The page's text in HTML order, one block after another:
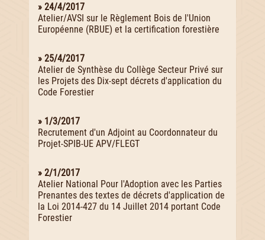
» 24/4/2017
Atelier/AVSI sur le Règlement Bois de l'Union
Européenne (RBUE) et la certification forestière
» 25/4/2017
Atelier de Synthèse du Collège Secteur Privé sur
les Projets des Dix-sept décrets d'application du
Code Forestier
» 1/3/2017
Recrutement d'un Adjoint au Coordonnateur du
Projet-SPIB-UE APV/FLEGT
» 2/1/2017
Atelier National Pour l'Adoption avec les Parties
Prenantes des textes de décrets d'application de
la Loi 2014-427 du 14 Juillet 2014 portant Code
Forestier